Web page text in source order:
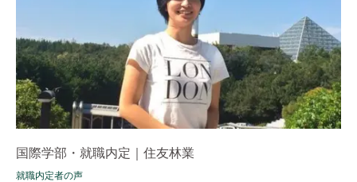
国際学部・就職内定｜住友林業
就職内定者の声